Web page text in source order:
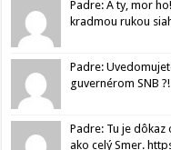
Padre: A ty, mor
kradmou rukou
Padre:
guvernérom SNB
Padre: Tu je
ako celý Smer.